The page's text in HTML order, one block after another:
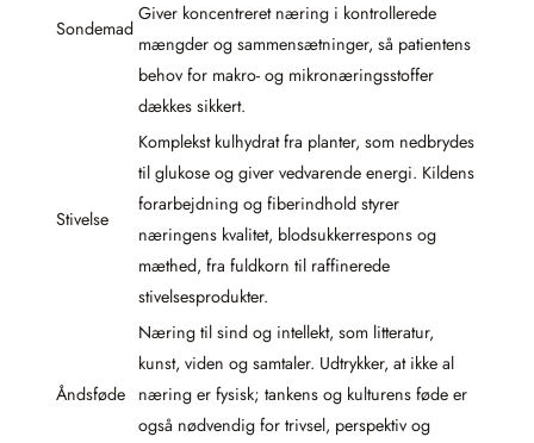
Sondemad
Giver koncentreret næring i kontrollerede
mængder og sammensætninger, så patientens
behov for makro- og mikronæringsstoffer
dækkes sikkert.
Stivelse
Komplekst kulhydrat fra planter, som nedbrydes
til glukose og giver vedvarende energi. Kildens
forarbejdning og fiberindhold styrer
næringens kvalitet, blodsukkerrespons og
mæthed, fra fuldkorn til raffinerede
stivelsesprodukter.
Åndsføde
Næring til sind og intellekt, som litteratur,
kunst, viden og samtaler. Udtrykker, at ikke al
næring er fysisk; tankens og kulturens føde er
også nødvendig for trivsel, perspektiv og